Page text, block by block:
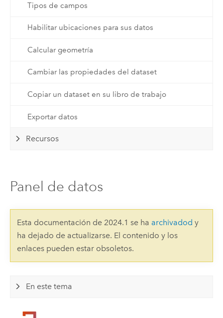
Tipos de campos
Habilitar ubicaciones para sus datos
Calcular geometría
Cambiar las propiedades del dataset
Copiar un dataset en su libro de trabajo
Exportar datos
Recursos
Panel de datos
Esta documentación de 2024.1 se ha archivadod y
ha dejado de actualizarse. El contenido y los
enlaces pueden estar obsoletos.
En este tema